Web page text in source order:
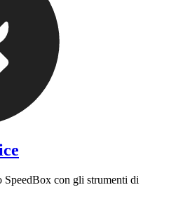
SpeedBox con gli strumenti di